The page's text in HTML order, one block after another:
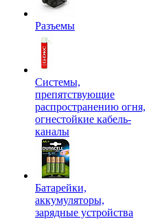
Разъемы
Системы,
препятствующие
распространению огня,
огнестойкие кабель-
каналы
Батарейки,
аккумуляторы,
зарядные устройства